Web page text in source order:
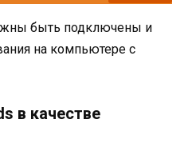
быть подключены и
на компьютере с
в качестве